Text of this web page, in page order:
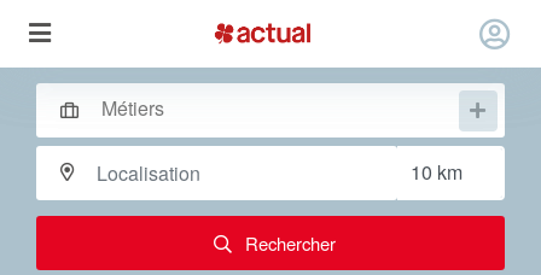
Rechercher